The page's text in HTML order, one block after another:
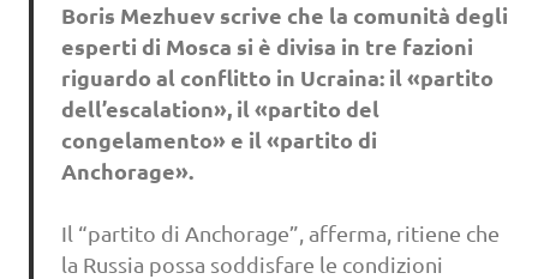
Boris Mezhuev scrive che la comunità degli
esperti di Mosca si è divisa in tre fazioni
riguardo al conflitto in Ucraina: il «partito
dell’escalation», il «partito del
congelamento» e il «partito di
Anchorage».
Il “partito di Anchorage”, afferma, ritiene che
la Russia possa soddisfare le condizioni